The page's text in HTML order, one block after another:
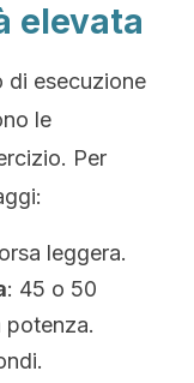
elevata
di esecuzione
le
Per
leggera.
: 45 o 50
potenza.